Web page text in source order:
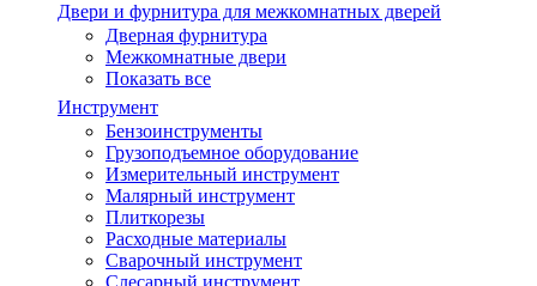
Двери и фурнитура для межкомнатных дверей
Дверная фурнитура
Межкомнатные двери
Показать все
Инструмент
Бензоинструменты
Грузоподъемное оборудование
Измерительный инструмент
Малярный инструмент
Плиткорезы
Расходные материалы
Сварочный инструмент
Слесарный инструмент